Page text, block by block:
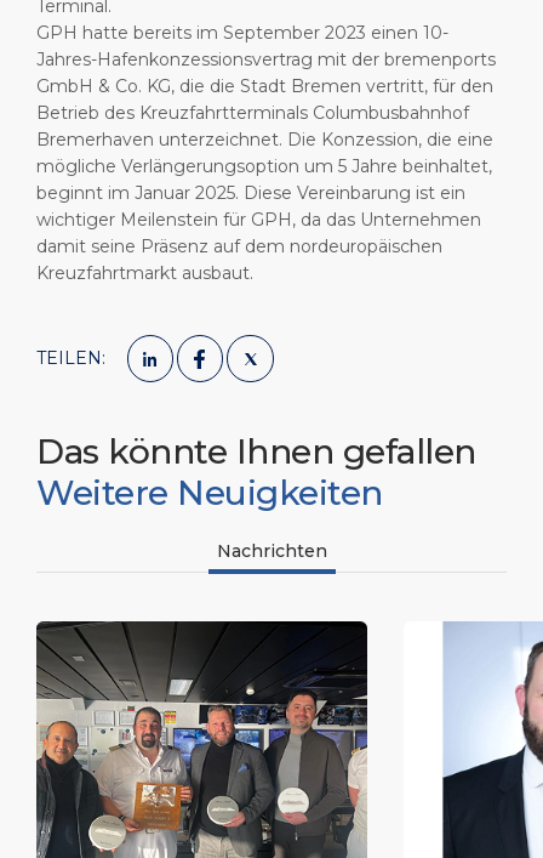
Terminal.
GPH hatte bereits im September 2023 einen 10-
Jahres-Hafenkonzessionsvertrag mit der bremenports
GmbH & Co. KG, die die Stadt Bremen vertritt, für den
Betrieb des Kreuzfahrtterminals Columbusbahnhof
Bremerhaven unterzeichnet. Die Konzession, die eine
mögliche Verlängerungsoption um 5 Jahre beinhaltet,
beginnt im Januar 2025. Diese Vereinbarung ist ein
wichtiger Meilenstein für GPH, da das Unternehmen
damit seine Präsenz auf dem nordeuropäischen
Kreuzfahrtmarkt ausbaut.
TEILEN:
Das könnte Ihnen gefallen
Weitere Neuigkeiten
Nachrichten